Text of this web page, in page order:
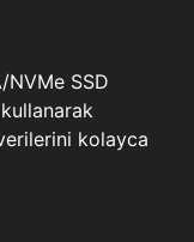
SSD
kolayca